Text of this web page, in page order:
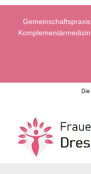
Gemeinschaftspraxis
Komplementärmedizin